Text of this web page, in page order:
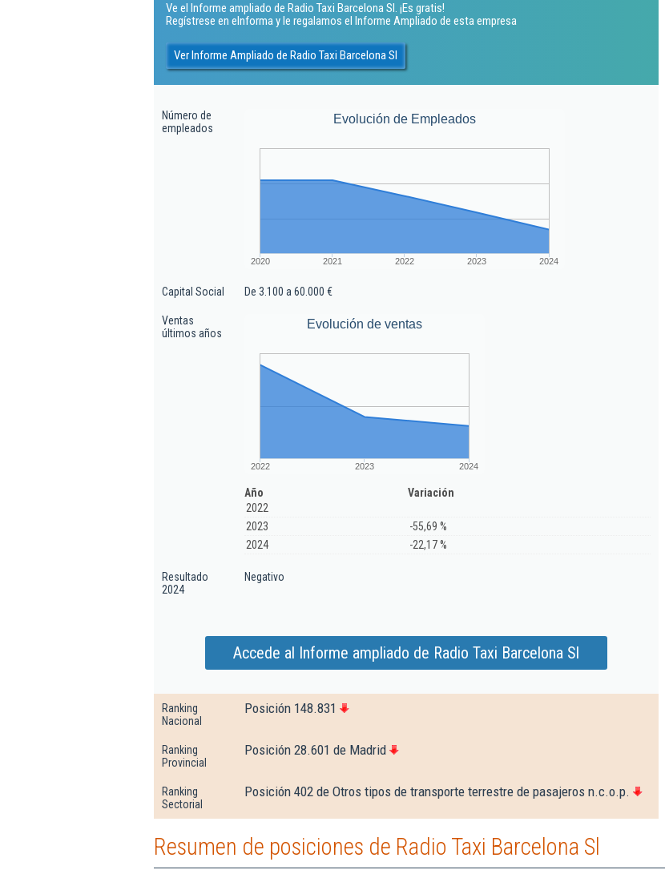
Ve el Informe ampliado de Radio Taxi Barcelona Sl. ¡Es gratis!
Regístrese en eInforma y le regalamos el Informe Ampliado de esta empresa
Ver Informe Ampliado de Radio Taxi Barcelona Sl
Número de
empleados
Evolución de Empleados
2020 2021 2022 2023 2024
Capital Social De 3.100 a 60.000 €
Ventas
últimos años
Evolución de ventas
2022 2023 2024
Año
Variación
2022
2023
-55,69 %
2024
-22,17 %
Resultado
2024
Negativo
Accede al Informe ampliado de Radio Taxi Barcelona Sl
Ranking
Nacional
Posición 148.831
Ranking
Provincial
Posición 28.601 de Madrid
Ranking
Sectorial
Posición 402 de Otros tipos de transporte terrestre de pasajeros n.c.o.p.
Resumen de posiciones de Radio Taxi Barcelona Sl